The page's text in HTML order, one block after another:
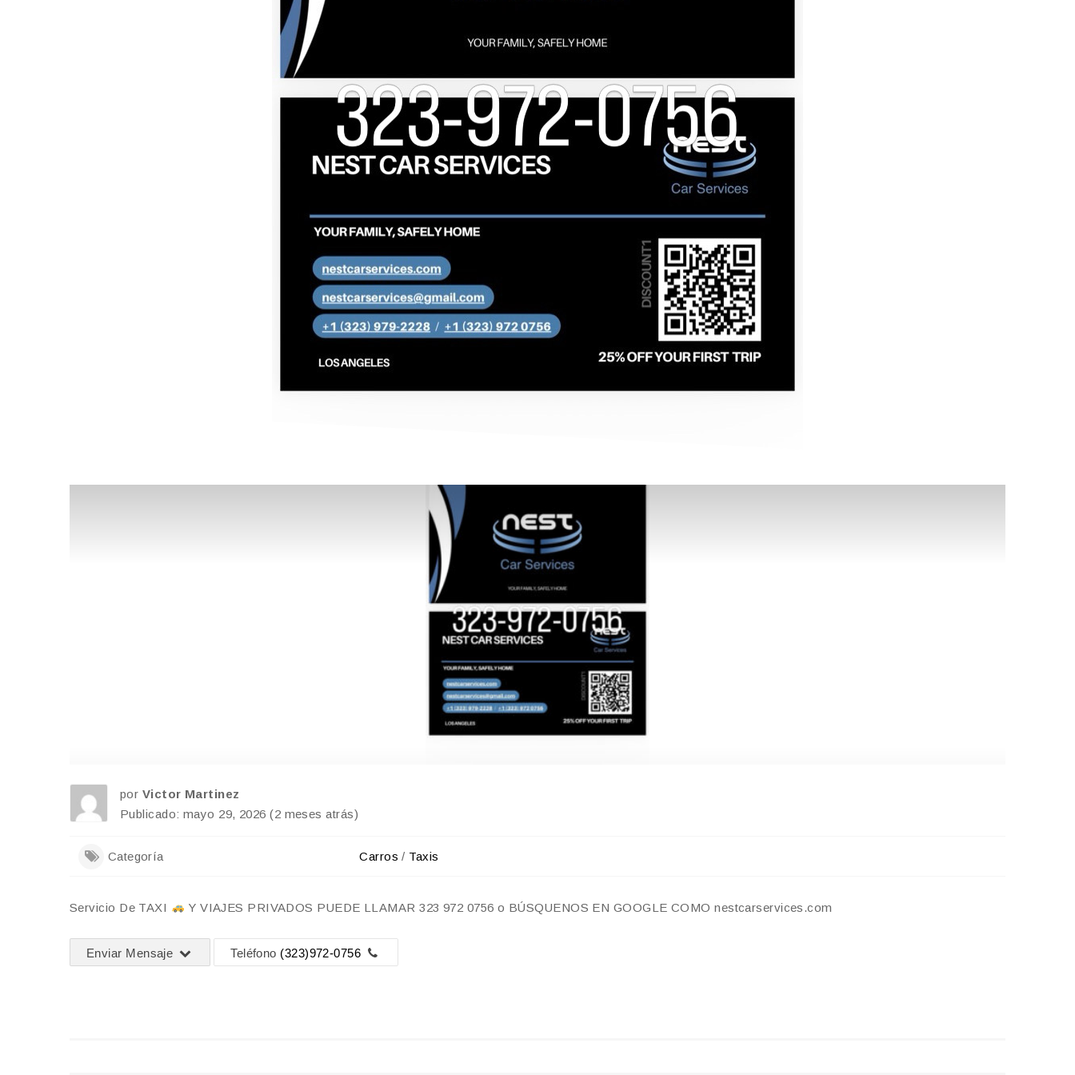
por Victor Martinez
Publicado: mayo 29, 2026 (2 meses atrás)
Categoría Carros / Taxis
Servicio De TAXI Y VIAJES PRIVADOS PUEDE LLAMAR 323 972 0756 o BÚSQUENOS EN GOOGLE COMO nestcarservices.com
Enviar Mensaje Teléfono (323)972-0756